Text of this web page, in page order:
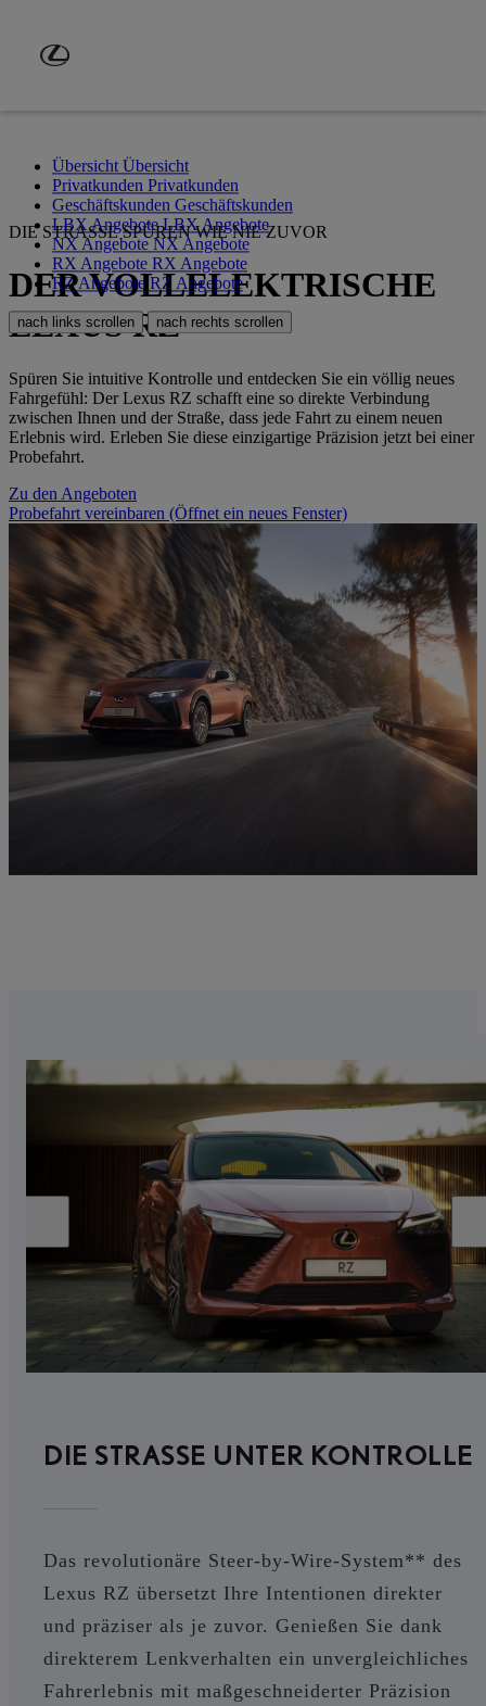
Übersicht Übersicht
Privatkunden Privatkunden
Geschäftskunden Geschäftskunden
LBX AngeboteLBX Angebote
NX AngeboteNX Angebote
RX Angebote RX Angebote
RZ Angebote RZ Angebote
nach links scrollen nach rechts scrollen
DIE STRASSE SPÜREN WIE NIE ZUVOR
DER VOLLELEKTRISCHE
LEXUS RZ
Spüren Sie intuitive Kontrolle und entdecken Sie ein völlig neues
Fahrgefühl: Der Lexus RZ schafft eine so direkte Verbindung
zwischen Ihnen und der Straße, dass jede Fahrt zu einem neuen
Erlebnis wird. Erleben Sie diese einzigartige Präzision jetzt bei einer
Probefahrt.
Zu den Angeboten
Probefahrt vereinbaren (Öffnet ein neues Fenster)
DIE STRASSE UNTER KONTROLLE
Das revolutionäre Steer-by-Wire-System** des
Lexus RZ übersetzt Ihre Intentionen direkter
und präziser als je zuvor. Genießen Sie dank
direkterem Lenkverhalten ein unvergleichliches
Fahrerlebnis mit maßgeschneiderter Präzision